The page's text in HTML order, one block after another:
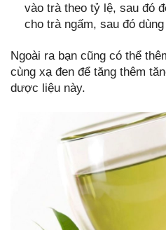
vào trà theo tỷ lệ, sau đó
cho trà ngấm, sau đó
Ngoài ra bạn cũng có thể
cùng xạ đen để tăng thêm
dược liệu này.